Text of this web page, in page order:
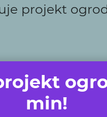
Wytwórni Zieleni nasz
prac.
w formacie 2D,
zarówno w świetle
projekt
min!